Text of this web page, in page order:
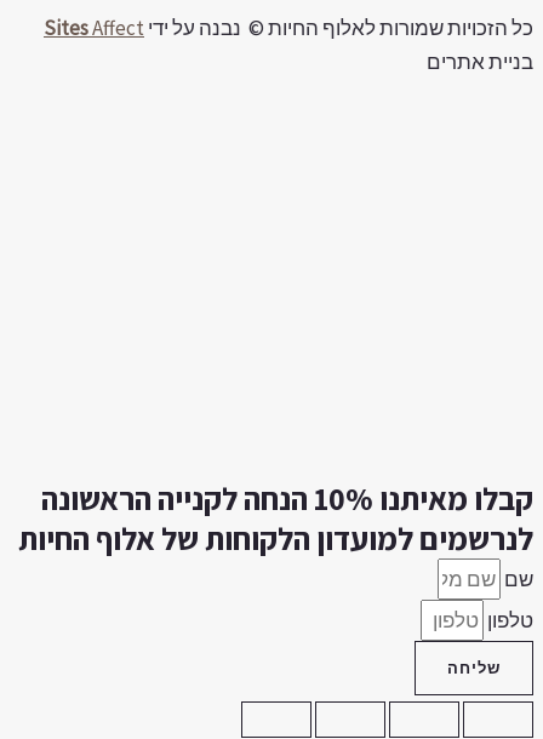
הזכויות שמורות לאלוף החיות © נבנה על ידי SitesAffect
אתרים
קבלו מאיתנו 10% הנחה לקנייה הראשונה
למועדון הלקוחות של אלוף החיות
שליחה